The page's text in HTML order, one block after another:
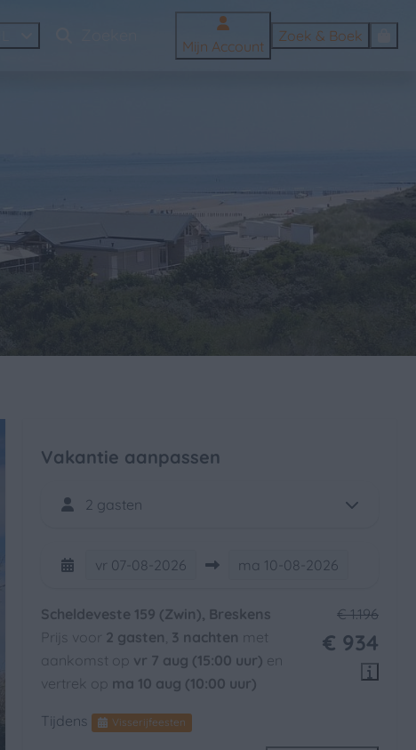
Mijn Account
Zoek & Boek
Vakantie aanpassen
2 gasten
vr 07-08-2026 ma 10-08-2026
€ 1.196
€ 934
Scheldeveste 159 (Zwin), Breskens
Prijs voor 2 gasten, 3 nachten met
aankomst op vr 7 aug (15:00 uur) en
vertrek op ma 10 aug (10:00 uur)
Tijdens Visserijfeesten